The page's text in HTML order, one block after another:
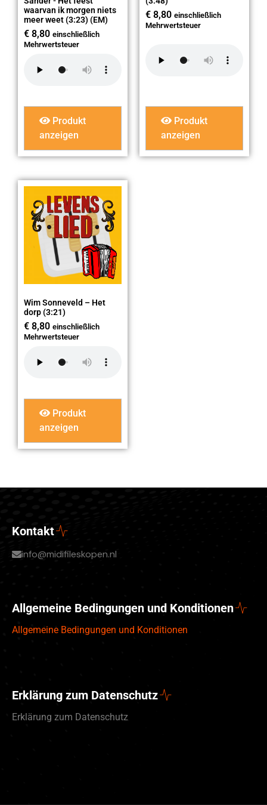
waarvan ik morgen niets
meer weet (3:23) (EM)
€ 8,80 einschließlich
Mehrwertsteuer
Produkt
anzeigen
€ 8,80 einschließlich
Mehrwertsteuer
Produkt
anzeigen
Wim Sonneveld – Het
dorp (3:21)
€ 8,80 einschließlich
Mehrwertsteuer
Produkt
anzeigen
Kontakt
info@midifileskopen.nl
Allgemeine Bedingungen und Konditionen
Allgemeine Bedingungen und Konditionen
Erklärung zum Datenschutz
Erklärung zum Datenschutz